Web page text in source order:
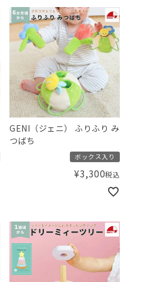
GENI（ジェニ） ふりふり み
つばち
ボックス入り
¥3,300税込